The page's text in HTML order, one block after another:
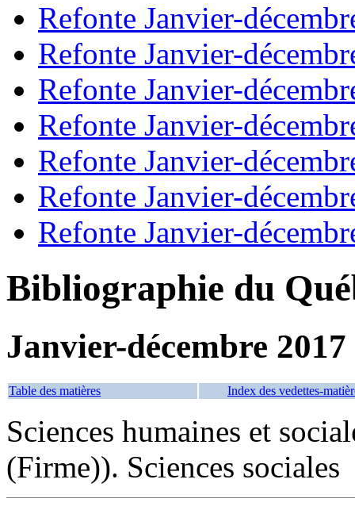
Refonte Janvier-
Refonte Janvier-
Refonte Janvier-
Refonte Janvier-
Refonte Janvier-
Refonte Janvier-
Refonte Janvier-
Bibliographie du
Janvier-décembre 2017
Table des matières Index des vedettes-
Sciences humaines et
(Firme)). Sciences sociales